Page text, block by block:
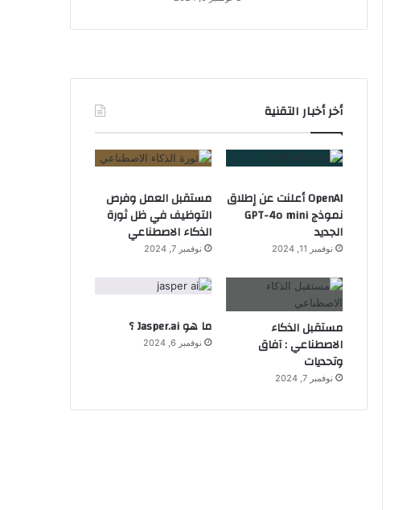
أخر أخبار التقنية
OpenAI أعلنت عن إطلاق
نموذج GPT-4o mini
الجديد
نوفمبر 11, 2024
مستقبل العمل وفرص
التوظيف في ظل ثورة
الذكاء الاصطناعي
نوفمبر 7, 2024
مستقبل الذكاء
الاصطناعي : آفاق
وتحديات
نوفمبر 7, 2024
ما هو Jasper.ai ؟
نوفمبر 6, 2024